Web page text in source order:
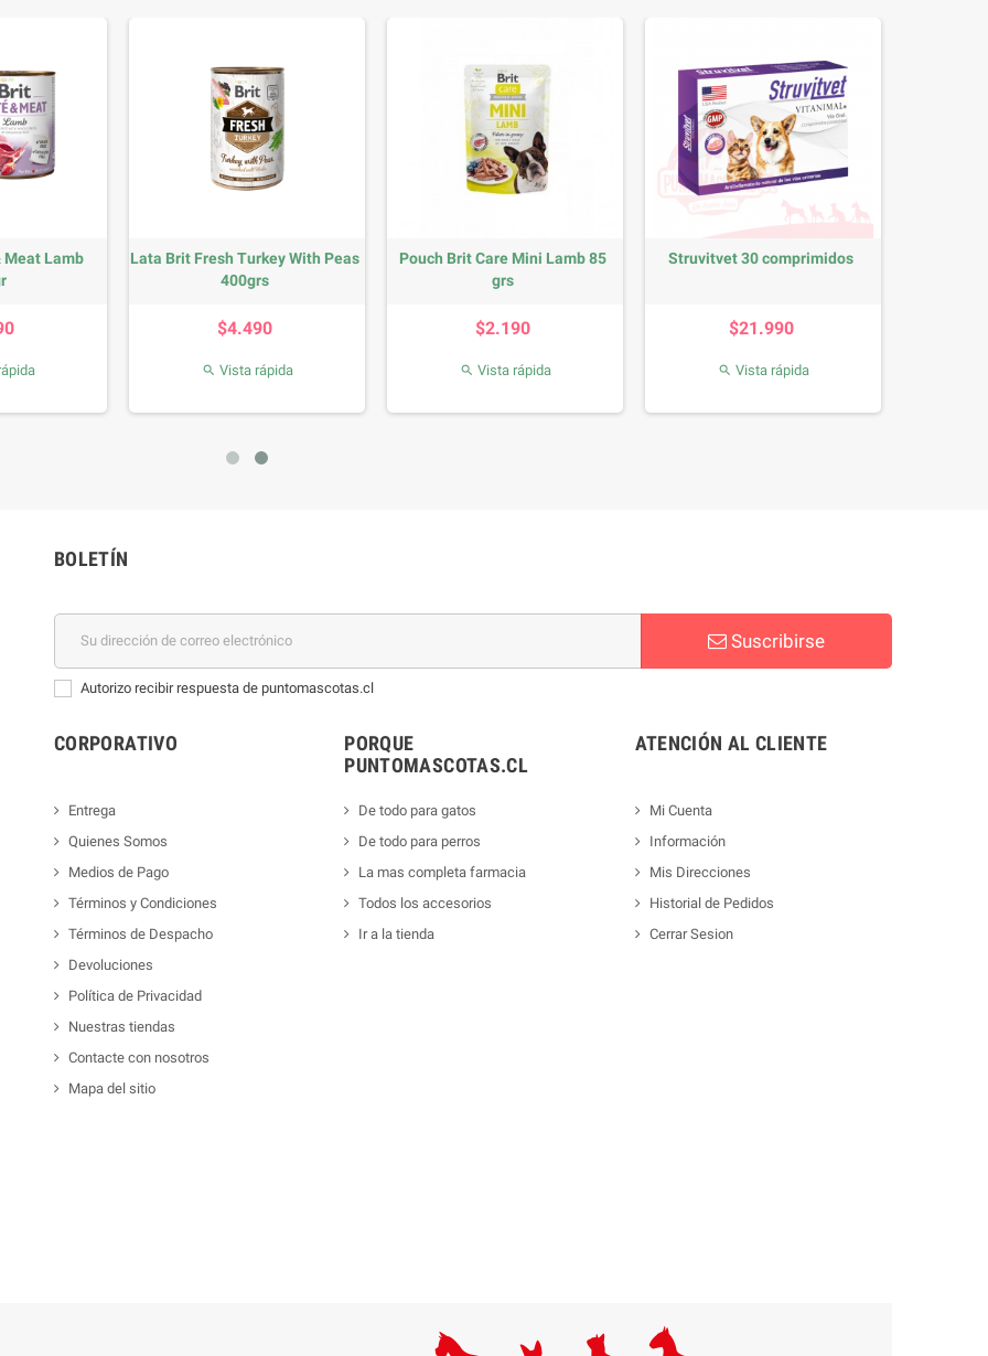
Meat Lamb
Lata Brit Fresh Turkey With Peas
400grs
$4.490
 Vista rápida
Pouch Brit Care Mini Lamb 85
grs
$2.190
 Vista rápida
Struvitvet 30 comprimidos
$21.990
 Vista rápida
BOLETÍN
Suscribirse
Autorizo recibir respuesta de puntomascotas.cl
CORPORATIVO
Entrega
Quienes Somos
Medios de Pago
Términos y Condiciones
Términos de Despacho
Devoluciones
Política de Privacidad
Nuestras tiendas
Contacte con nosotros
Mapa del sitio
PORQUE
PUNTOMASCOTAS.CL
De todo para gatos
De todo para perros
La mas completa farmacia
Todos los accesorios
Ir a la tienda
ATENCIÓN AL CLIENTE
Mi Cuenta
Información
Mis Direcciones
Historial de Pedidos
Cerrar Sesion